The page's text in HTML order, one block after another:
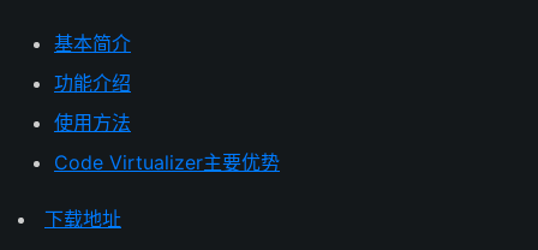
基本简介
功能介绍
使用方法
Code Virtualizer主要优势
下载地址